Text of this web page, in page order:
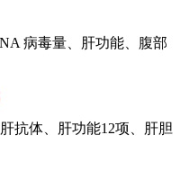
病毒量、肝功能、腹部
体、肝功能12项、肝胆